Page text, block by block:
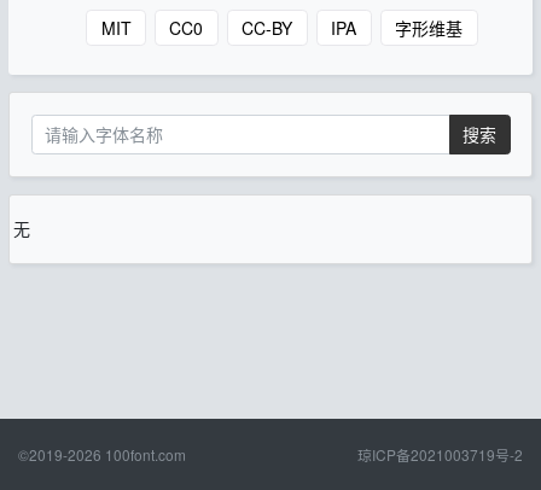
MIT CC0 CC-BY IPA 字形维基
搜索
无
©2019-2026 100font.com 琼ICP备2021003719号-2